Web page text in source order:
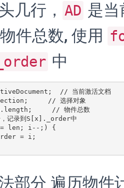
几行， AD 是当
件总数, 使用
中
// 当前激活文档
// 选择对象
// 物件总数
记录到S[x]._order中
len; i--;) {
部分 遍历物件